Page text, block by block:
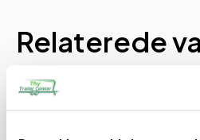
Relaterede